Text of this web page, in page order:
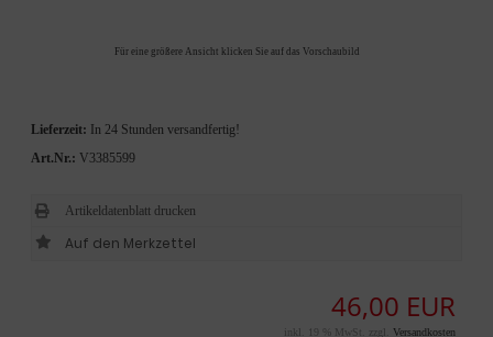
Für eine größere Ansicht klicken Sie auf das Vorschaubild
46,00 EUR
inkl. 19 % MwSt. zzgl. Versandkosten
Lieferzeit:
In 24 Stunden versandfertig!
Art.Nr.: V3385599
Artikeldatenblatt drucken